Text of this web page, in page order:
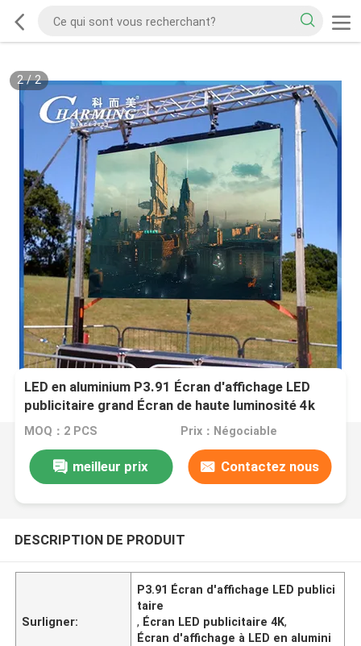
2/2
LED en aluminium P3.91 Écran d'affichage LED
publicitaire grand Écran de haute luminosité 4k
MOQ：2 PCS Prix：Négociable
meilleur prix Contactez nous
DESCRIPTION DE PRODUIT
Surligner:
P3.91 Écran d'affichage LED publici
taire
, Écran LED publicitaire 4K,
Écran d'affichage à LED en alumini